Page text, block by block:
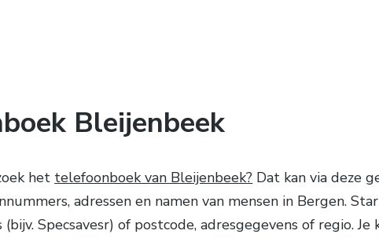
Bleijenbeek
het telefoonboek van Bleijenbeek? Dat kan via deze
adressen en namen van mensen in Bergen.
(bijv. Specsavesr) of postcode, adresgegevens of regio.